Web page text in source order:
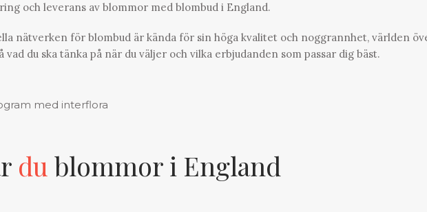
och leverans av blommor med blombud i England.
nätverken för blombud är kända för sin höga kvalitet och noggrannhet, världen
vad du ska tänka på när du väljer och vilka erbjudanden som passar dig bäst.
dublommor i England